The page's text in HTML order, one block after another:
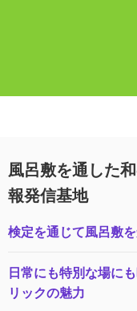
風呂敷を通した
報発信基地
検定を通じて風呂敷
日常にも特別な場に
リックの魅力